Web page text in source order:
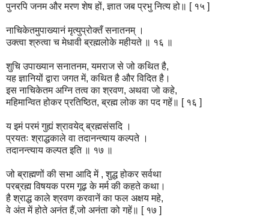
पुनरपि जनम और मरण शेष हों, ज्ञात जब प्रभु नित्य हो॥ [ १५ ]
नाचिकेतमुपाख्यानं मृत्युप्रोक्तँ सनातनम् ।
उक्त्वा श्रुत्वा च मेधावी ब्रह्मलोके महीयते ॥ १६ ॥
शुचि उपाख्यान सनातनम, यमराज से जो कथित है,
यह ज्ञानियों द्वारा जगत में, कथित है और विदित है।
इस नाचिकेतम अग्नि तत्व का श्रवण, अथवा जो कहे,
महिमान्वित होकर प्रतिष्ठित, ब्रह्म लोक का पद गहें॥ [ १६ ]
य इमं परमं गुह्यं श्रावयेद् ब्रह्मसंसदि ।
प्रयतः श्राद्धकाले वा तदानन्त्याय कल्पते ।
तदानन्त्याय कल्पत इति ॥ १७ ॥
जो ब्राह्मणों की सभा आदि में , शुद्ध होकर सर्वथा
परब्रह्म विषयक परम गूढ़ के मर्म की कहते कथा।
है श्राद्ध काले श्रवण करवानें का फल अक्षय महे,
वे अंत में होते अनंत हैं,जो अनंता को गहें॥ [ १७ ]